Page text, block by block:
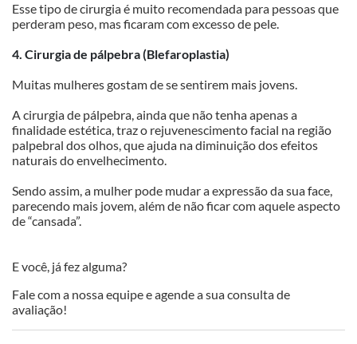
Esse tipo de cirurgia é muito recomendada para pessoas que
perderam peso, mas ficaram com excesso de pele.
4. Cirurgia de pálpebra (Blefaroplastia)
Muitas mulheres gostam de se sentirem mais jovens.
A cirurgia de pálpebra, ainda que não tenha apenas a
finalidade estética, traz o rejuvenescimento facial na região
palpebral dos olhos, que ajuda na diminuição dos efeitos
naturais do envelhecimento.
Sendo assim, a mulher pode mudar a expressão da sua face,
parecendo mais jovem, além de não ficar com aquele aspecto
de “cansada”.
E você, já fez alguma?
Fale com a nossa equipe e agende a sua consulta de
avaliação!